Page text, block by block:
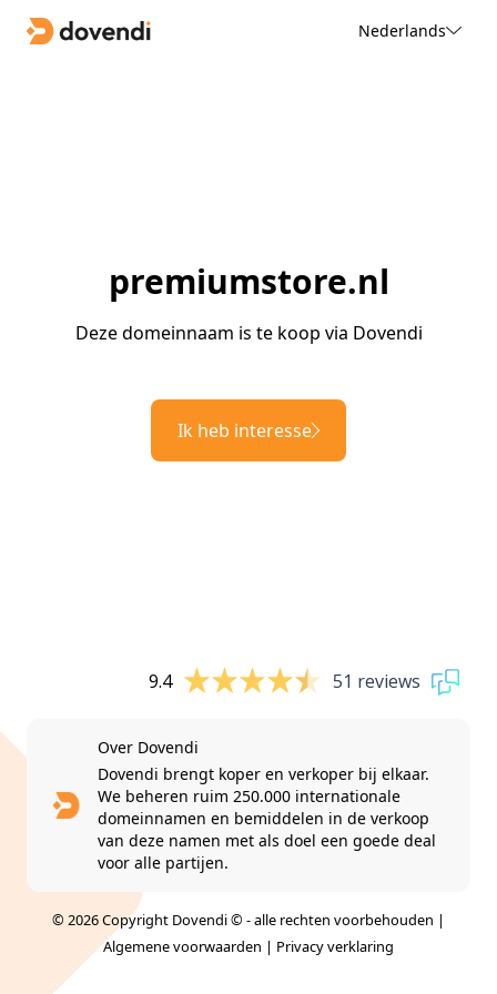
Nederlands
premiumstore.nl
Deze domeinnaam is te koop via Dovendi
Ik heb interesse
9.4 51 reviews
Over Dovendi
Dovendi brengt koper en verkoper bij elkaar.
We beheren ruim 250.000 internationale
domeinnamen en bemiddelen in de verkoop
van deze namen met als doel een goede deal
voor alle partijen.
© 2026 Copyright Dovendi © - alle rechten voorbehouden |
Algemene voorwaarden | Privacy verklaring